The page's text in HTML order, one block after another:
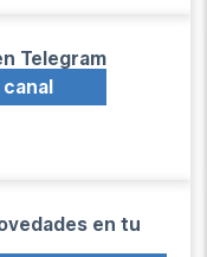
Telegram
en tu